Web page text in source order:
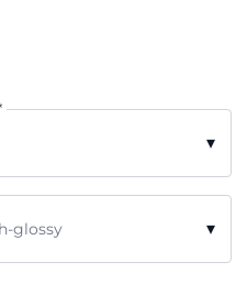
▾
glossy
▾